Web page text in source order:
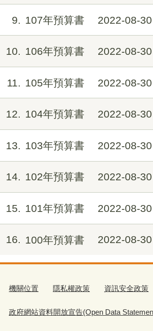
9 107年預算書 2022-08-30
10 106年預算書 2022-08-30
11 105年預算書 2022-08-30
12 104年預算書 2022-08-30
13 103年預算書 2022-08-30
14 102年預算書 2022-08-30
15 101年預算書 2022-08-30
16 100年預算書 2022-08-30
機關位置 隱私權政策 資訊安全政策
政府網站資料開放宣告(Open Data